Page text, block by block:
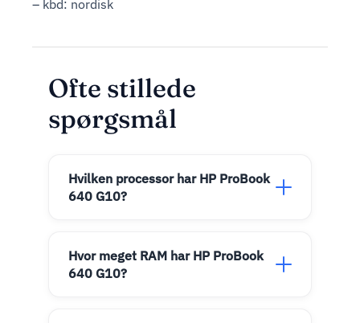
– kbd: nordisk
Ofte stillede
spørgsmål
Hvilken processor har HP ProBook
640 G10?
Hvor meget RAM har HP ProBook
640 G10?